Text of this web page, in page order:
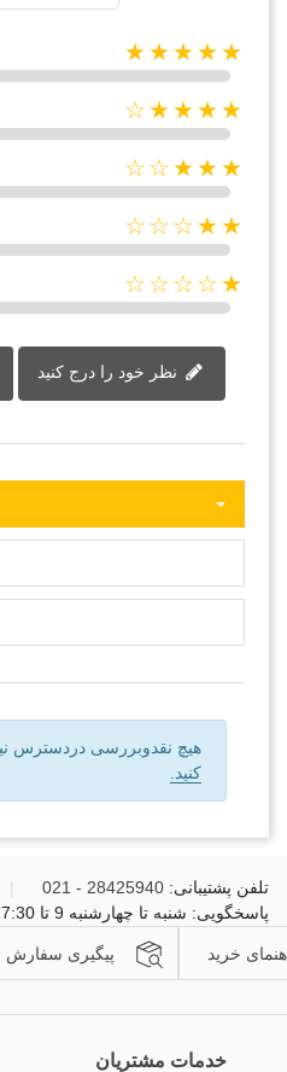
★★★★★
★★★★☆
★★★☆☆
★★☆☆☆
★☆☆☆☆
هیچ نقدوبررسی دردسترس
کنید.
تلفن پشتیبانی: 28425940 - 021
پاسخگویی: شنبه تا چهارشنبه 9 تا 17:30، پنجشنبه 9 تا 14:30
خرید پیگیری سفارش
خدمات مشتریان